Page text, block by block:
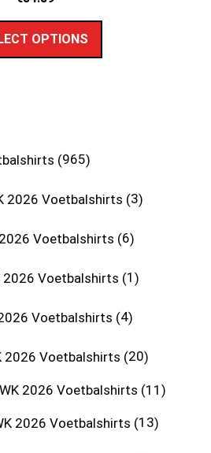
OPTIONS
965
2026 Voetbalshirts 3
Voetbalshirts 6
2026 Voetbalshirts 1
Voetbalshirts 4
2026 Voetbalshirts 20
2026 Voetbalshirts 11
2026 Voetbalshirts 13